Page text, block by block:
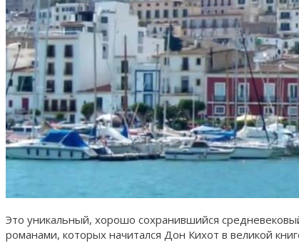
Это уникальный, хорошо сохранившийся
романами, которых начитался Дон Кихот в великой